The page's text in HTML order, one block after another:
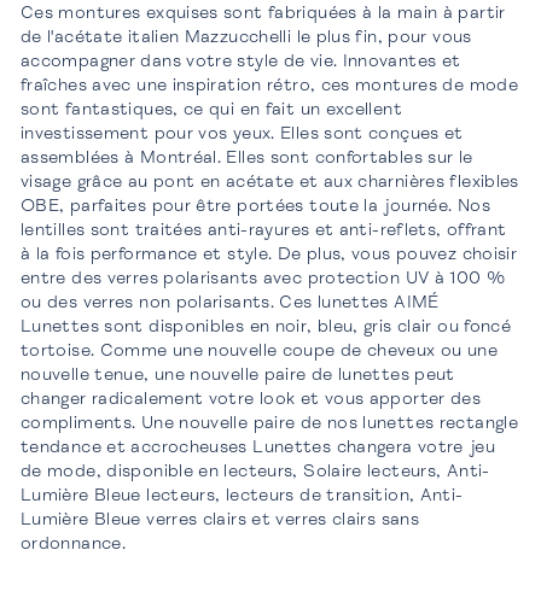
Ces montures exquises sont fabriquées à la main à partir
de l'acétate italien Mazzucchelli le plus fin, pour vous
accompagner dans votre style de vie. Innovantes et
fraîches avec une inspiration rétro, ces montures de mode
sont fantastiques, ce qui en fait un excellent
investissement pour vos yeux. Elles sont conçues et
assemblées à Montréal. Elles sont confortables sur le
visage grâce au pont en acétate et aux charnières flexibles
OBE, parfaites pour être portées toute la journée. Nos
lentilles sont traitées anti-rayures et anti-reflets, offrant
à la fois performance et style. De plus, vous pouvez choisir
entre des verres polarisants avec protection UV à 100 %
ou des verres non polarisants. Ces lunettes AIMÉ
Lunettes sont disponibles en noir, bleu, gris clair ou foncé
tortoise. Comme une nouvelle coupe de cheveux ou une
nouvelle tenue, une nouvelle paire de lunettes peut
changer radicalement votre look et vous apporter des
compliments. Une nouvelle paire de nos lunettes rectangle
tendance et accrocheuses Lunettes changera votre jeu
de mode, disponible en lecteurs, Solaire lecteurs, Anti-
Lumière Bleue lecteurs, lecteurs de transition, Anti-
Lumière Bleue verres clairs et verres clairs sans
ordonnance.